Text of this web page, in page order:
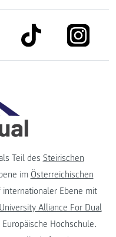
to linkedinlink to tiktok link to
Teil des Steirischen
im Österreichischen
Ebene mit
Alliance For Dual
Hochschule.